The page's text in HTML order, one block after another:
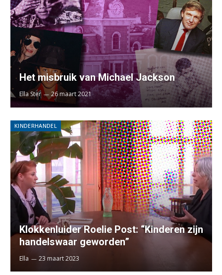
Het misbruik van Michael Jackson
Ella Ster 26 maart 2021
KINDERHANDEL
Klokkenluider Roelie Post: “Kinderen zijn
handelswaar geworden”
Ella 23 maart 2023